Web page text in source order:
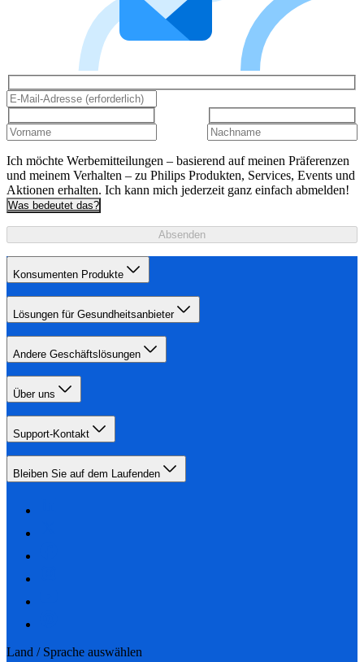
Ich möchte Werbemitteilungen – basierend auf meinen Präferenzen
und meinem Verhalten – zu Philips Produkten, Services, Events und
Aktionen erhalten. Ich kann mich jederzeit ganz einfach abmelden!
Was bedeutet das?
Absenden
Konsumenten Produkte
Lösungen für Gesundheitsanbieter
Andere Geschäftslösungen
Über uns
Support-Kontakt
Bleiben Sie auf dem Laufenden
Land / Sprache auswählen